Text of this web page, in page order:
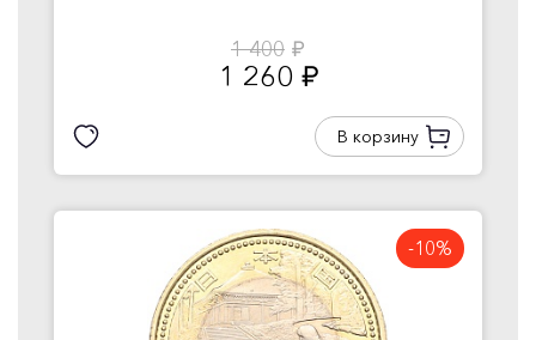
1 400 руб.
1 260 руб.
В корзину
-10%